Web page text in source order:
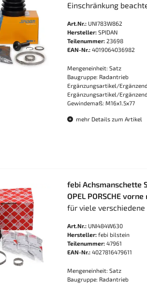
Einschränkung
Art.Nr.: UNI783W862
Hersteller: SPIDAN
Teilenummer: 23698
EAN-Nr.: 4019064036982
Mengeneinheit: Satz
Baugruppe: Radantrieb
Ergänzungsartikel/
Ergänzungsartikel/
Gewindemaß: M16x1.5x77
mehr Details zum Artikel
febi Achsmanschette
OPEL PORSCHE
für viele
Art.Nr.: UNI484W630
Hersteller: febi bilstein
Teilenummer: 47961
EAN-Nr.: 4027816479611
Mengeneinheit: Satz
Baugruppe: Radantrieb